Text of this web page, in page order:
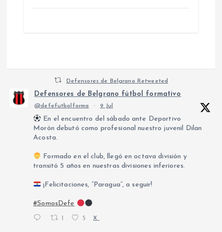
Defensores de Belgrano Retweeted
Defensores de Belgrano fútbol formativo
@defefutbolforma · 9 Jul
En el encuentro del sábado ante Deportivo
Morón debutó como profesional nuestro juvenil Dilan
Acosta.
Formado en el club, llegó en octava división y
transitó 5 años en nuestras divisiones inferiores.
¡Felicitaciones, “Paragua”, a seguir!
#SomosDefe
5 X